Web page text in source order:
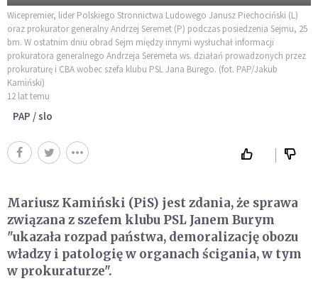
Wicepremier, lider Polskiego Stronnictwa Ludowego Janusz Piechociński (L)
oraz prokurator generalny Andrzej Seremet (P) podczas posiedzenia Sejmu, 25
bm. W ostatnim dniu obrad Sejm między innymi wysłuchał informacji
prokuratora generalnego Andrzeja Seremeta ws. działań prowadzonych przez
prokuraturę i CBA wobec szefa klubu PSL Jana Burego. (fot. PAP/Jakub
Kamiński)
12 lat temu
PAP / slo
Mariusz Kamiński (PiS) jest zdania, że sprawa
związana z szefem klubu PSL Janem Burym
"ukazała rozpad państwa, demoralizację obozu
władzy i patologię w organach ścigania, w tym
w prokuraturze".